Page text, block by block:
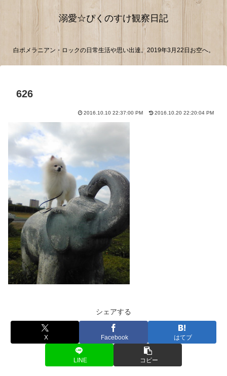
溺愛☆ぴくのすけ観察日記
白ポメラニアン・ロックの日常生活や思い出達。2019年3月22日お空へ。
626
2016.10.10 22:37:00 PM 2016.10.20 22:20:04 PM
シェアする
X Facebook はてブ
LINE コピー